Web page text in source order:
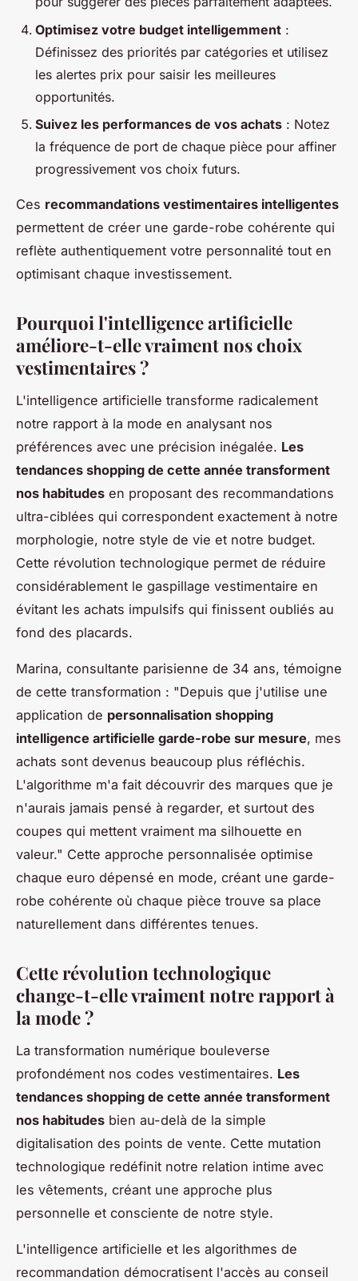
Optimisez votre budget intelligemment :
Définissez des priorités par catégories et utilisez
les alertes prix pour saisir les meilleures
opportunités.
Suivez les performances de vos achats : Notez
la fréquence de port de chaque pièce pour affiner
progressivement vos choix futurs.
Ces recommandations vestimentaires intelligentes
permettent de créer une garde-robe cohérente qui
reflète authentiquement votre personnalité tout en
optimisant chaque investissement.
Pourquoi l'intelligence artificielle
améliore-t-elle vraiment nos choix
vestimentaires ?
L'intelligence artificielle transforme radicalement
notre rapport à la mode en analysant nos
préférences avec une précision inégalée. Les
tendances shopping de cette année transforment
nos habitudes en proposant des recommandations
ultra-ciblées qui correspondent exactement à notre
morphologie, notre style de vie et notre budget.
Cette révolution technologique permet de réduire
considérablement le gaspillage vestimentaire en
évitant les achats impulsifs qui finissent oubliés au
fond des placards.
Marina, consultante parisienne de 34 ans, témoigne
de cette transformation : "Depuis que j'utilise une
application de personnalisation shopping
intelligence artificielle garde-robe sur mesure, mes
achats sont devenus beaucoup plus réfléchis.
L'algorithme m'a fait découvrir des marques que je
n'aurais jamais pensé à regarder, et surtout des
coupes qui mettent vraiment ma silhouette en
valeur." Cette approche personnalisée optimise
chaque euro dépensé en mode, créant une garde-
robe cohérente où chaque pièce trouve sa place
naturellement dans différentes tenues.
Cette révolution technologique
change-t-elle vraiment notre rapport à
la mode ?
La transformation numérique bouleverse
profondément nos codes vestimentaires. Les
tendances shopping de cette année transforment
nos habitudes bien au-delà de la simple
digitalisation des points de vente. Cette mutation
technologique redéfinit notre relation intime avec
les vêtements, créant une approche plus
personnelle et consciente de notre style.
L'intelligence artificielle et les algorithmes de
recommandation démocratisent l'accès au conseil